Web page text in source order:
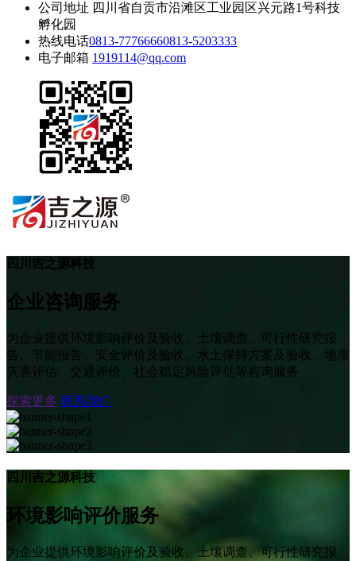
公司地址 四川省自贡市沿滩区工业园区兴元路1号科技
孵化园
热线电话0813-77766660813-5203333
电子邮箱 1919114@qq.com
四川吉之源科技
企业咨询服务
为企业提供环境影响评价及验收、土壤调查、可行性研究报
告、节能报告、安全评价及验收、水土保持方案及验收、地质
灾害评估、交通评价、社会稳定风险评估等咨询服务
探索更多 联系我们
四川吉之源科技
环境影响评价服务
为企业提供环境影响评价及验收、土壤调查、可行性研究报